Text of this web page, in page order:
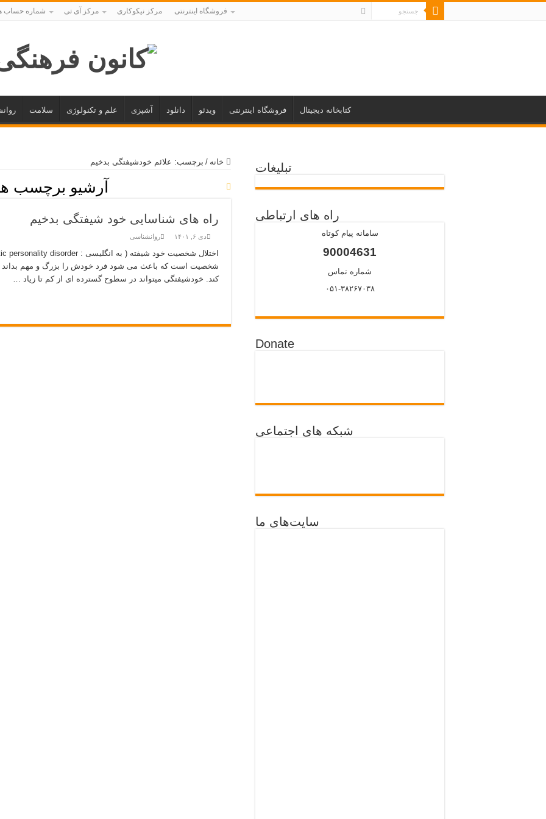
شماره حساب مرکز آی تی مرکز نیکوکاری فروشگاه اینترنتی
سلامت علم و تکنولوژی آشپزی دانلود ویدئو فروشگاه اینترنتی کتابخانه دیجیتال
خانه / برچسب: علائم خودشیفتگی بدخیم
آرشیو برچسب
راه های شناسایی خود شیفتگی بدخیم
دی ۶, ۱۴۰۱ روانشناسی
شخصیت است که باعث می شود فرد خودش را بزرگ و مهم بداند و
کند. خودشیفتگی میتواند در سطوح گسترده ای از کم تا زیاد …
تبلیغات
راه های ارتباطی
سامانه پیام کوتاه
90004631
شماره تماس
۰۵۱-۳۸۲۶۷۰۳۸
Donate
شبکه های اجتماعی
سایت‌های ما